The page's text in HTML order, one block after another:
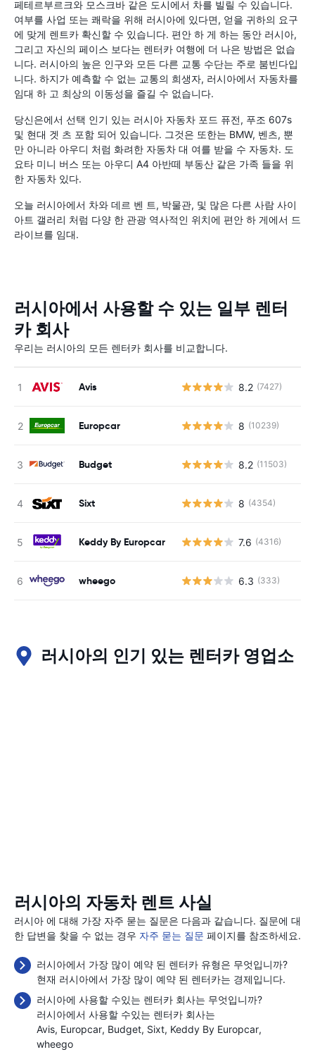
페테르부르크와 모스크바 같은 도시에서 차를 빌릴 수 있습니다.
여부를 사업 또는 쾌락을 위해 러시아에 있다면, 얻을 귀하의 요구
에 맞게 렌트카 확신할 수 있습니다. 편안 하 게 하는 동안 러시아,
그리고 자신의 페이스 보다는 렌터카 여행에 더 나은 방법은 없습
니다. 러시아의 높은 인구와 모든 다른 교통 수단는 주로 붐빈다입
니다. 하지가 예측할 수 없는 교통의 희생자, 러시아에서 자동차를
임대 하 고 최상의 이동성을 즐길 수 없습니다.
당신은에서 선택 인기 있는 러시아 자동차 포드 퓨전, 푸조 607s
및 현대 겟 츠 포함 되어 있습니다. 그것은 또한는 BMW, 벤츠, 뿐
만 아니라 아우디 처럼 화려한 자동차 대 여를 받을 수 자동차. 도
요타 미니 버스 또는 아우디 A4 아반떼 부동산 같은 가족 들을 위
한 자동차 있다.
오늘 러시아에서 차와 데르 벤 트, 박물관, 및 많은 다른 사람 사이
아트 갤러리 처럼 다양 한 관광 역사적인 위치에 편안 하 게에서 드
라이브를 임대.
러시아에서 사용할 수 있는 일부 렌터
카 회사
우리는 러시아의 모든 렌터카 회사를 비교합니다.
Avis 8.2 (7427)
Europcar 8 (10239)
Budget 8.2 (11503)
Sixt 8 (4354)
Keddy By Europcar 7.6 (4316)
wheego 6.3 (333)
러시아의 인기 있는 렌터카 영업소
러시아의 자동차 렌트 사실
러시아 에 대해 가장 자주 묻는 질문은 다음과 같습니다. 질문에 대
한 답변을 찾을 수 없는 경우 자주 묻는 질문 페이지를 참조하세요.
러시아에서 가장 많이 예약 된 렌터카 유형은 무엇입니까?
현재 러시아에서 가장 많이 예약 된 렌터카는 경제입니다.
러시아에 사용할 수있는 렌터카 회사는 무엇입니까?
러시아에서 사용할 수있는 렌터카 회사는
Avis Europcar Budget Sixt Keddy By Europcar
wheego